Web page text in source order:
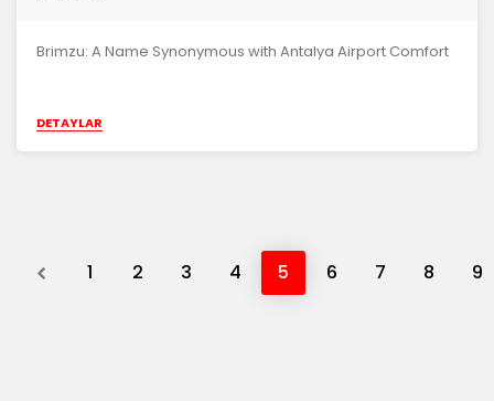
Brimzu: A Name Synonymous with Antalya Airport Comfort
DETAYLAR
Previous
1 2 3 4 5 6 7 8 9